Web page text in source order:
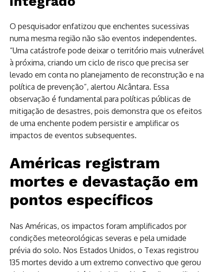
O pesquisador enfatizou que enchentes sucessivas
numa mesma região não são eventos independentes.
“Uma catástrofe pode deixar o território mais vulnerável
à próxima, criando um ciclo de risco que precisa ser
levado em conta no planejamento de reconstrução e na
política de prevenção”, alertou Alcântara. Essa
observação é fundamental para políticas públicas de
mitigação de desastres, pois demonstra que os efeitos
de uma enchente podem persistir e amplificar os
impactos de eventos subsequentes.
Américas registram
mortes e devastação em
pontos específicos
Nas Américas, os impactos foram amplificados por
condições meteorológicas severas e pela umidade
prévia do solo. Nos Estados Unidos, o Texas registrou
135 mortes devido a um extremo convectivo que gerou